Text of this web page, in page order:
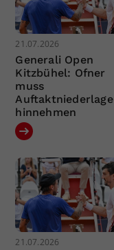
21.07.2026
Generali Open
Kitzbühel: Ofner
muss
Auftaktniederlage
hinnehmen
21.07.2026